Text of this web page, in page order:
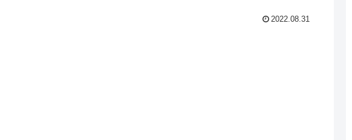
2022.08.31